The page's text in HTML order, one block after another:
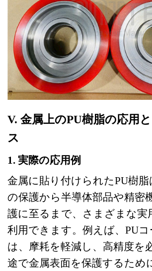
V. 金属上のPU樹脂の応用
ス
1. 実際の応用例
金属に貼り付けられたPU樹脂
の保護から半導体部品や精密
護に至るまで、さまざまな実
利用できます。例えば、PU
は、摩耗を軽減し、高精度を
途で金属表面を保護するため